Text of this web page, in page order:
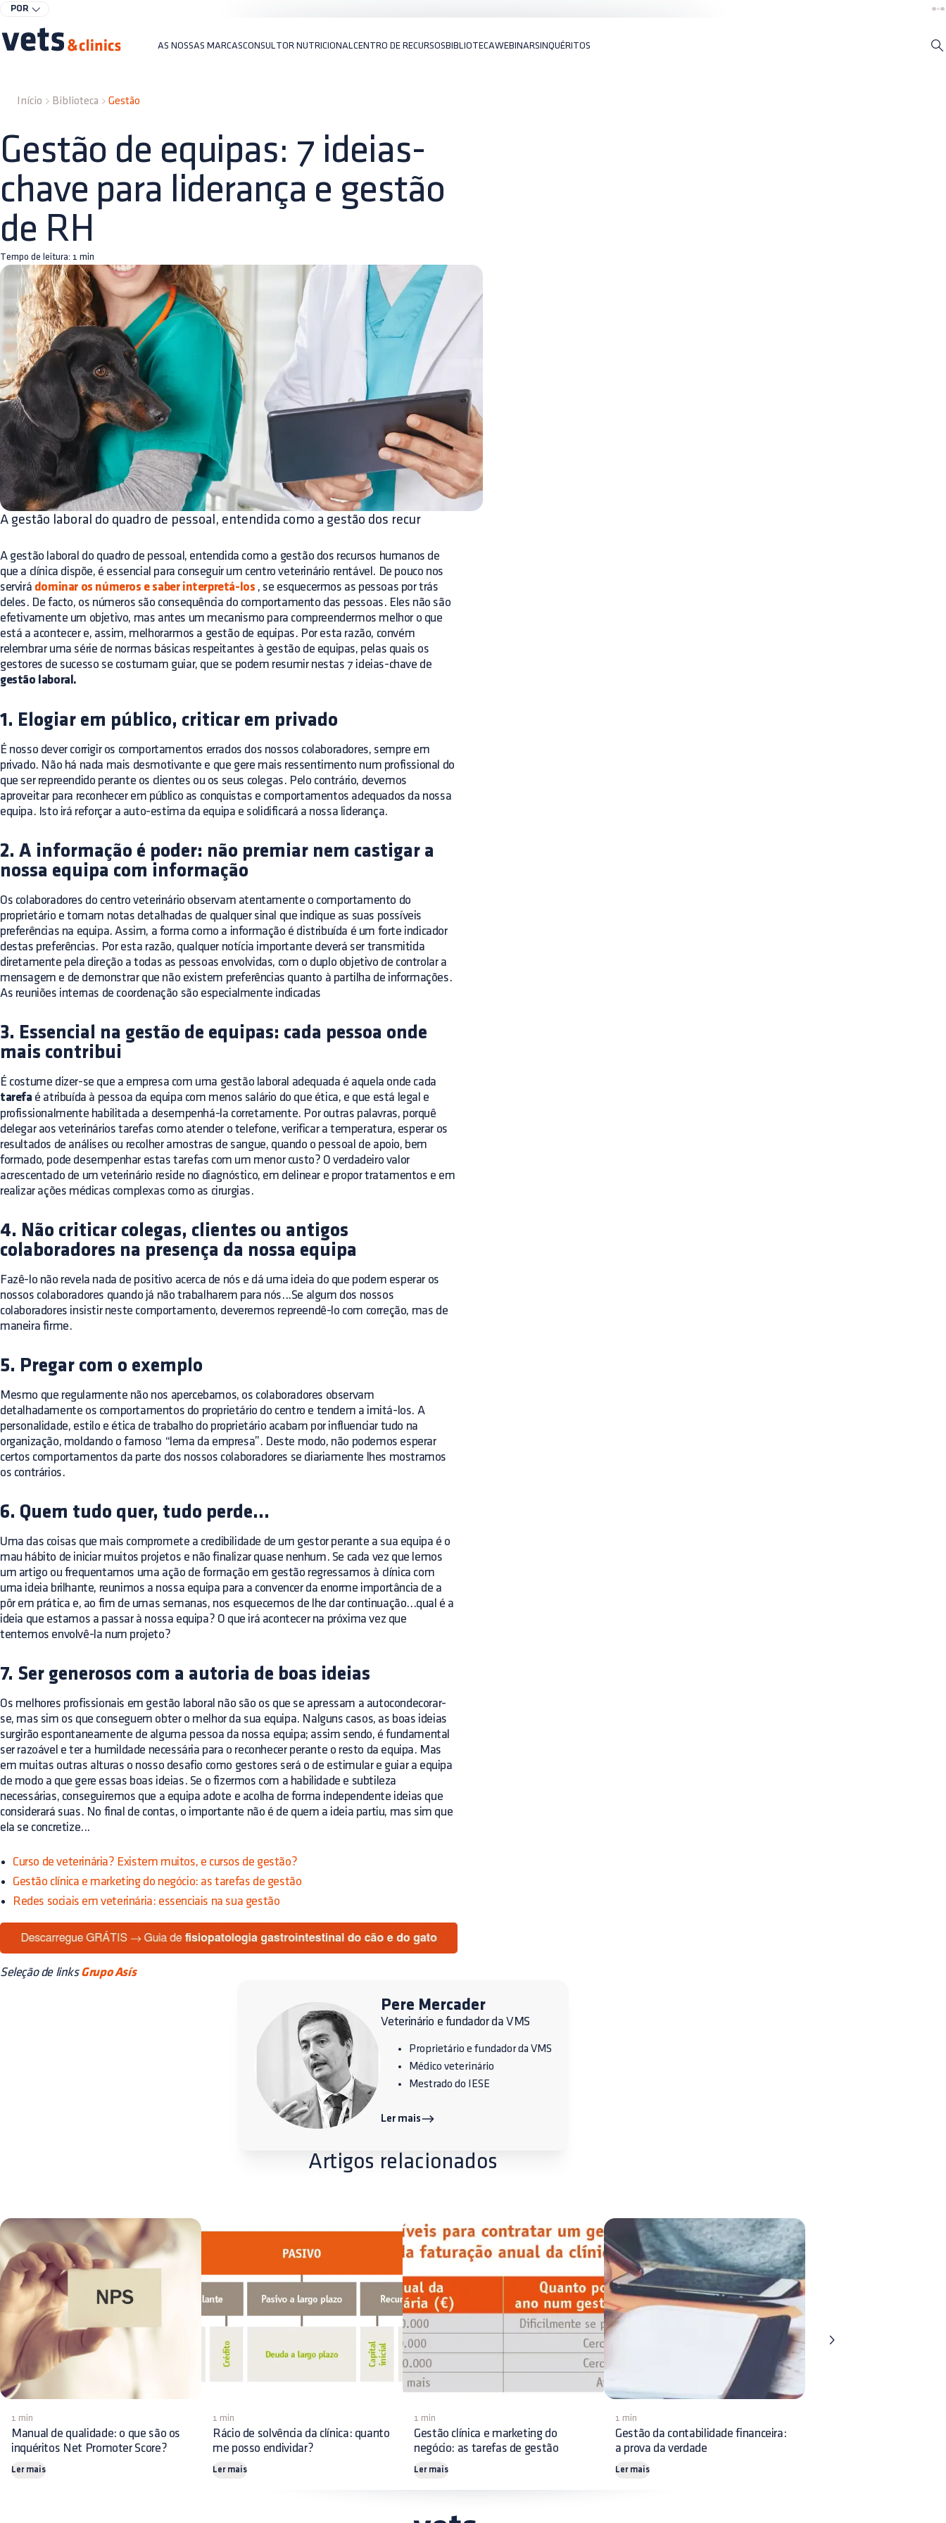
POR
AS NOSSAS MARCASCONSULTOR NUTRICIONAL CENTRO DE RECURSOSBIBLIOTECAWEBINARSINQUÉRITOS
Início Biblioteca Gestão
Gestão de equipas: 7 ideias-
chave para liderança e gestão
de RH
Tempo de leitura: 1 min
A gestão laboral do quadro de pessoal, entendida como a gestão dos recur
A gestão laboral do quadro de pessoal, entendida como a gestão dos recursos humanos de
que a clínica dispõe, é essencial para conseguir um centro veterinário rentável. De pouco nos
servirá dominar os números e saber interpretá-los , se esquecermos as pessoas por trás
deles. De facto, os números são consequência do comportamento das pessoas. Eles não são
efetivamente um objetivo, mas antes um mecanismo para compreendermos melhor o que
está a acontecer e, assim, melhorarmos a gestão de equipas. Por esta razão, convém
relembrar uma série de normas básicas respeitantes à gestão de equipas, pelas quais os
gestores de sucesso se costumam guiar, que se podem resumir nestas 7 ideias-chave de
gestão laboral.
1. Elogiar em público, criticar em privado
É nosso dever corrigir os comportamentos errados dos nossos colaboradores, sempre em
privado. Não há nada mais desmotivante e que gere mais ressentimento num profissional do
que ser repreendido perante os clientes ou os seus colegas. Pelo contrário, devemos
aproveitar para reconhecer em público as conquistas e comportamentos adequados da nossa
equipa. Isto irá reforçar a auto-estima da equipa e solidificará a nossa liderança.
2. A informação é poder: não premiar nem castigar a
nossa equipa com informação
Os colaboradores do centro veterinário observam atentamente o comportamento do
proprietário e tomam notas detalhadas de qualquer sinal que indique as suas possíveis
preferências na equipa. Assim, a forma como a informação é distribuída é um forte indicador
destas preferências. Por esta razão, qualquer notícia importante deverá ser transmitida
diretamente pela direção a todas as pessoas envolvidas, com o duplo objetivo de controlar a
mensagem e de demonstrar que não existem preferências quanto à partilha de informações.
As reuniões internas de coordenação são especialmente indicadas
3. Essencial na gestão de equipas: cada pessoa onde
mais contribui
É costume dizer-se que a empresa com uma gestão laboral adequada é aquela onde cada
tarefa é atribuída à pessoa da equipa com menos salário do que ética, e que está legal e
profissionalmente habilitada a desempenhá-la corretamente. Por outras palavras, porquê
delegar aos veterinários tarefas como atender o telefone, verificar a temperatura, esperar os
resultados de análises ou recolher amostras de sangue, quando o pessoal de apoio, bem
formado, pode desempenhar estas tarefas com um menor custo? O verdadeiro valor
acrescentado de um veterinário reside no diagnóstico, em delinear e propor tratamentos e em
realizar ações médicas complexas como as cirurgias.
4. Não criticar colegas, clientes ou antigos
colaboradores na presença da nossa equipa
Fazê-lo não revela nada de positivo acerca de nós e dá uma ideia do que podem esperar os
nossos colaboradores quando já não trabalharem para nós...Se algum dos nossos
colaboradores insistir neste comportamento, deveremos repreendê-lo com correção, mas de
maneira firme.
5. Pregar com o exemplo
Mesmo que regularmente não nos apercebamos, os colaboradores observam
detalhadamente os comportamentos do proprietário do centro e tendem a imitá-los. A
personalidade, estilo e ética de trabalho do proprietário acabam por influenciar tudo na
organização, moldando o famoso “lema da empresa”. Deste modo, não podemos esperar
certos comportamentos da parte dos nossos colaboradores se diariamente lhes mostramos
os contrários.
6. Quem tudo quer, tudo perde...
Uma das coisas que mais compromete a credibilidade de um gestor perante a sua equipa é o
mau hábito de iniciar muitos projetos e não finalizar quase nenhum. Se cada vez que lemos
um artigo ou frequentamos uma ação de formação em gestão regressamos à clínica com
uma ideia brilhante, reunimos a nossa equipa para a convencer da enorme importância de a
pôr em prática e, ao fim de umas semanas, nos esquecemos de lhe dar continuação...qual é a
ideia que estamos a passar à nossa equipa? O que irá acontecer na próxima vez que
tentemos envolvê-la num projeto?
7. Ser generosos com a autoria de boas ideias
Os melhores profissionais em gestão laboral não são os que se apressam a autocondecorar-
se, mas sim os que conseguem obter o melhor da sua equipa. Nalguns casos, as boas ideias
surgirão espontaneamente de alguma pessoa da nossa equipa; assim sendo, é fundamental
ser razoável e ter a humildade necessária para o reconhecer perante o resto da equipa. Mas
em muitas outras alturas o nosso desafio como gestores será o de estimular e guiar a equipa
de modo a que gere essas boas ideias. Se o fizermos com a habilidade e subtileza
necessárias, conseguiremos que a equipa adote e acolha de forma independente ideias que
considerará suas. No final de contas, o importante não é de quem a ideia partiu, mas sim que
ela se concretize...
Curso de veterinária? Existem muitos, e cursos de gestão?
Gestão clínica e marketing do negócio: as tarefas de gestão
Redes sociais em veterinária: essenciais na sua gestão
Seleção de linksGrupo Asís
Pere Mercader
Veterinário e fundador da VMS
Proprietário e fundador da VMS
Médico veterinário
Mestrado do IESE
Ler mais
Artigos relacionados
1 min
Manual de qualidade: o que são os
inquéritos Net Promoter Score?
Ler mais
1 min
Rácio de solvência da clínica: quanto
me posso endividar?
Ler mais
1 min
Gestão clínica e marketing do
negócio: as tarefas de gestão
Ler mais
1 min
Gestão da contabilidade financeira:
a prova da verdade
Ler mais